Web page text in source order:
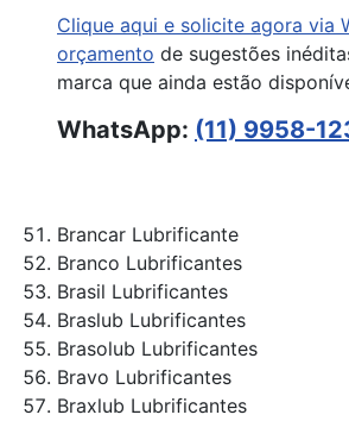
Clique aqui e solicite agora via
orçamento de sugestões
marca que ainda estão
WhatsApp: (11) 9958-
Brancar Lubrificante
Branco Lubrificantes
Brasil Lubrificantes
Braslub Lubrificantes
Brasolub Lubrificantes
Bravo Lubrificantes
Braxlub Lubrificantes